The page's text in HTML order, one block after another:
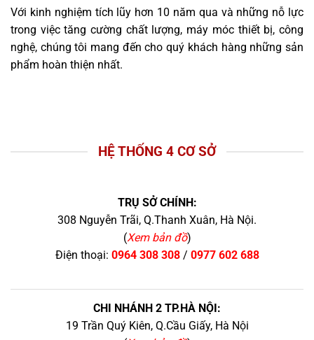
Với kinh nghiệm tích lũy hơn 10 năm qua và những nỗ lực
trong việc tăng cường chất lượng, máy móc thiết bị, công
nghệ, chúng tôi mang đến cho quý khách hàng những sản
phẩm hoàn thiện nhất.
HỆ THỐNG 4 CƠ SỞ
TRỤ SỞ CHÍNH:
308 Nguyễn Trãi, Q.Thanh Xuân, Hà Nội.
(Xem bản đồ)
Điện thoại: 0964 308 308/ 0977 602 688
CHI NHÁNH 2 TP.HÀ NỘI:
19 Trần Quý Kiên, Q.Cầu Giấy, Hà Nội